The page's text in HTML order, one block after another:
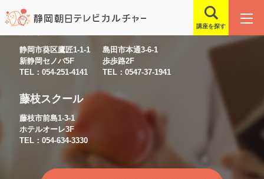
講座を探す
静岡市葵区鷹匠1-1-1
新静岡セノバ5F
TEL：054-251-4141
島田市本通3-6-1
歩歩路2F
TEL：0547-37-1941
藤枝スクール
藤枝市前島1-3-1
ホテルオーレ3F
TEL：054-634-3330